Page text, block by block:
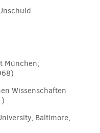
München;
Wissenschaften
Baltimore,